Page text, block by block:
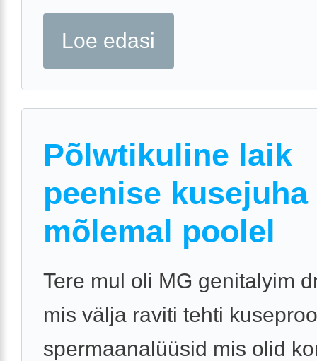
Loe edasi
Põlwtikuline laik
peenise kusejuha
mõlemal poolel
Tere mul oli MG genitalyim
mis välja raviti tehti
spermaanalüüsid mis olid